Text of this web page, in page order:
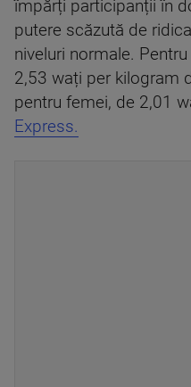
împărți participanții în
putere scăzută de
niveluri normale.
2,53 wați per kilogram
pentru femei, de 2,01
Express.